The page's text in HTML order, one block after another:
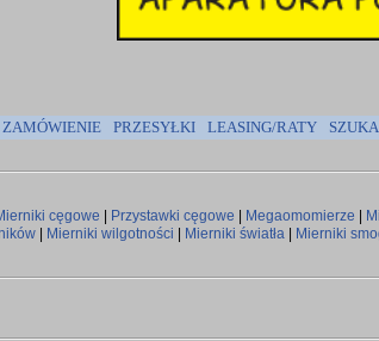
ZAMÓWIENIE PRZESYŁKI LEASING/RATY
cęgowe Przystawki cęgowe Megaomomierze
Mierniki wilgotności Mierniki światła Mierniki